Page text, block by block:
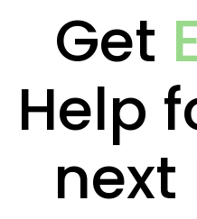
Get
Help
next